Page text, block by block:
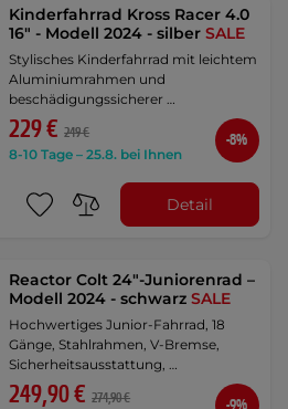
Kinderfahrrad Kross Racer 4.0
16" - Modell 2024 - silberSALE
Stylisches Kinderfahrrad mit leichtem
Aluminiumrahmen und
beschädigungssicherer …
229 € 249 €
8-10 Tage – 25.8. bei Ihnen
-8%
Detail
Reactor Colt 24"-Juniorenrad –
Modell 2024 - schwarzSALE
Hochwertiges Junior-Fahrrad, 18
Gänge, Stahlrahmen, V-Bremse,
Sicherheitsausstattung, …
249,90 € 274,90 €